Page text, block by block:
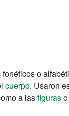
o
cuerpo. Usaron
a lasfiguras